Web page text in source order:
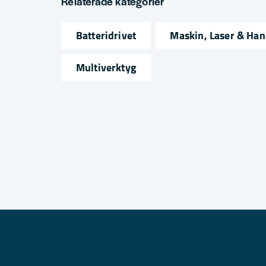
Batteridrivet
Maskin, Laser &
Multiverktyg